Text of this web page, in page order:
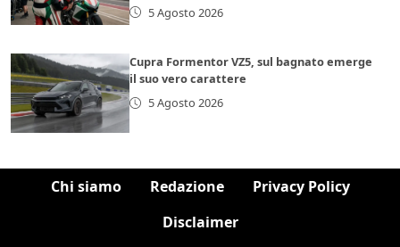
5 Agosto 2026
Cupra Formentor VZ5, sul bagnato emerge
il suo vero carattere
5 Agosto 2026
Chi siamo Redazione
Privacy Policy
Disclaimer